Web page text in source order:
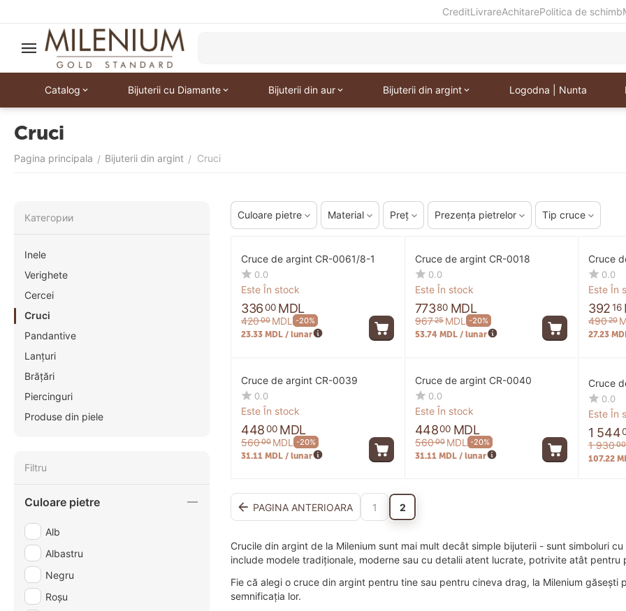
CreditLivrareAchitarePolitica de schimb
Catalog Bijuterii cu Diamante Bijuterii din aur Bijuterii din argint Logodna | Nunta
Cruci
Pagina principala / Bijuterii din argint / Cruci
Culoare pietre Material Preț Prezența pietrelor Tip cruce
Crucile din argint de la Milenium sunt mai mult decât simple bijuterii - sunt simboluri
include modele tradiționale, moderne sau cu detalii atent lucrate, potrivite atât
Fie că alegi o cruce din argint pentru tine sau pentru cineva drag, la Milenium
semnificația lor.
Cruce de argint CR-0061/8-1
0.0
Este În stock
33600 MDL
42000 MDL
-20%
23.33 MDL / lunar
Cruce de argint CR-0018
0.0
Este În stock
77380 MDL
96725 MDL
-20%
53.74 MDL / lunar
Cruce
0.0
Este În
39216
49020
27.23
Cruce de argint CR-0039
0.0
Este În stock
44800 MDL
56000 MDL
-20%
31.11 MDL / lunar
Cruce de argint CR-0040
0.0
Este În stock
44800 MDL
56000 MDL
-20%
31.11 MDL / lunar
Cruce
0.0
Este În
1 544
1 93000
107.22
PAGINA ANTERIOARA 1 2
Категории
Inele
Verighete
Cercei
Cruci
Pandantive
Lanțuri
Brățări
Piercinguri
Produse din piele
Filtru
Culoare pietre
Alb
Albastru
Negru
Roșu